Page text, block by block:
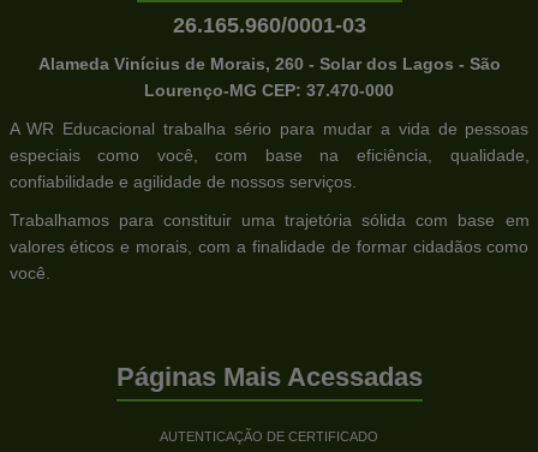
26.165.960/0001-03
Alameda Vinícius de Morais, 260 - Solar dos Lagos - São
Lourenço-MG CEP: 37.470-000
A WR Educacional trabalha sério para mudar a vida de pessoas
especiais como você, com base na eficiência, qualidade,
confiabilidade e agilidade de nossos serviços.
Trabalhamos para constituir uma trajetória sólida com base em
valores éticos e morais, com a finalidade de formar cidadãos como
você.
Páginas Mais Acessadas
AUTENTICAÇÃO DE CERTIFICADO